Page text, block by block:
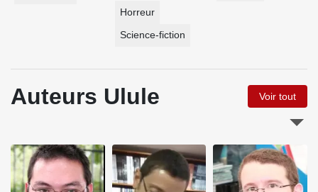
Horreur
Science-fiction
Auteurs Ulule Voir tout